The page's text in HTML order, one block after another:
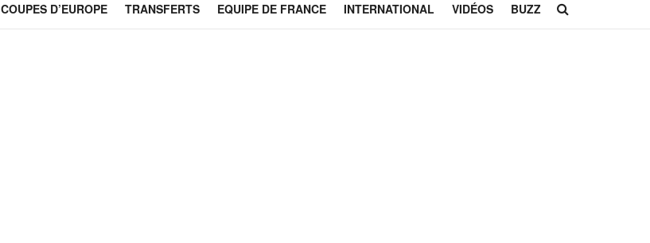
COUPES D’EUROPE TRANSFERTS EQUIPE DE FRANCE INTERNATIONAL VIDÉOS BUZZ